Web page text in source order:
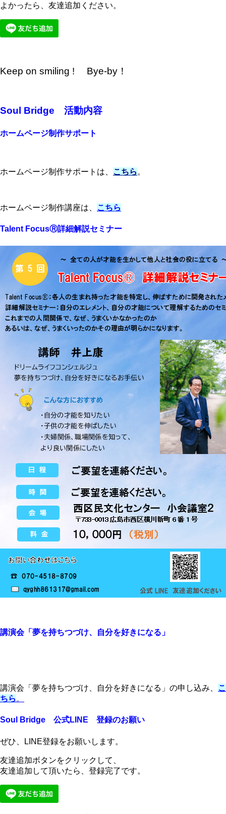
よかったら、友達追加ください。
Keep on smiling ! Bye-by！
Soul Bridge 活動内容
ホームページ制作サポート
ホームページ制作サポートは、 こちら 。
ホームページ制作講座は、 こちら
Talent FocusⓇ詳細解説セミナー
講演会「夢を持ちつづけ、自分を好きになる」
講演会「夢を持ちつづけ、自分を好きになる」の申し込み、 こ
ちら 。
Soul Bridge 公式LINE 登録のお願い
ぜひ、LINE登録をお願いします。
友達追加ボタンをクリックして、
友達追加して頂いたら、登録完了です。